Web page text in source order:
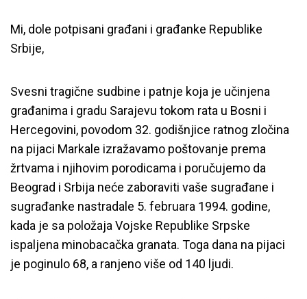
Mi, dole potpisani građani i građanke Republike
Srbije,
Svesni tragične sudbine i patnje koja je učinjena
građanima i gradu Sarajevu tokom rata u Bosni i
Hercegovini, povodom 32. godišnjice ratnog zločina
na pijaci Markale izražavamo poštovanje prema
žrtvama i njihovim porodicama i poručujemo da
Beograd i Srbija neće zaboraviti vaše sugrađane i
sugrađanke nastradale 5. februara 1994. godine,
kada je sa položaja Vojske Republike Srpske
ispaljena minobacačka granata. Toga dana na pijaci
je poginulo 68, a ranjeno više od 140 ljudi.